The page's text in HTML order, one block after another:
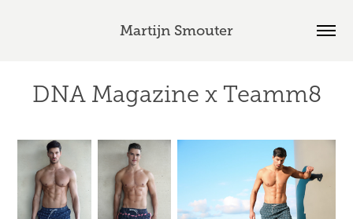
Martijn Smouter
DNA Magazine x Teamm8